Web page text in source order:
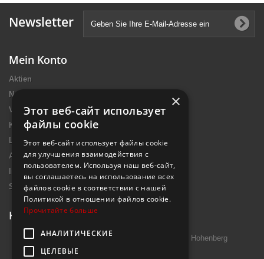
Newsletter
Mein Konto
Aktien
Neue Artikel
Verkaufshits
Kontakt
Lieferung
Allgemeine Nutzungsbedingungen
Impressum Introtek
Sitemap
Kontakt
Introtek GmbH, Hutschenreuther Str. 13 95691 Hohenberg
Deutschland
×
Этот веб-сайт использует
файлы cookie
Этот веб-сайт использует файлы cookie
для улучшения взаимодействия с
пользователем. Используя наш веб-сайт,
вы соглашаетесь на использование всех
файлов cookie в соответствии с нашей
Политикой в ​​отношении файлов cookie.
Прочитайте больше
АНАЛИТИЧЕСКИЕ
ЦЕЛЕВЫЕ